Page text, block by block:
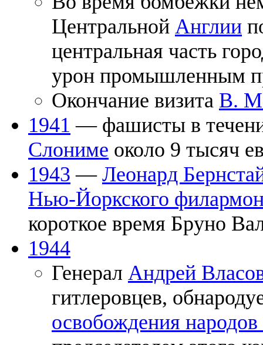
Центральной Англии
центральная часть
урон промышленным
Окончание визита В.
1941 — фашисты в
Слониме около 9 тысяч
1943 — Леонард
Нью-Йоркского
короткое время Бруно
1944
Генерал Андрей
гитлеровцев,
освобождения